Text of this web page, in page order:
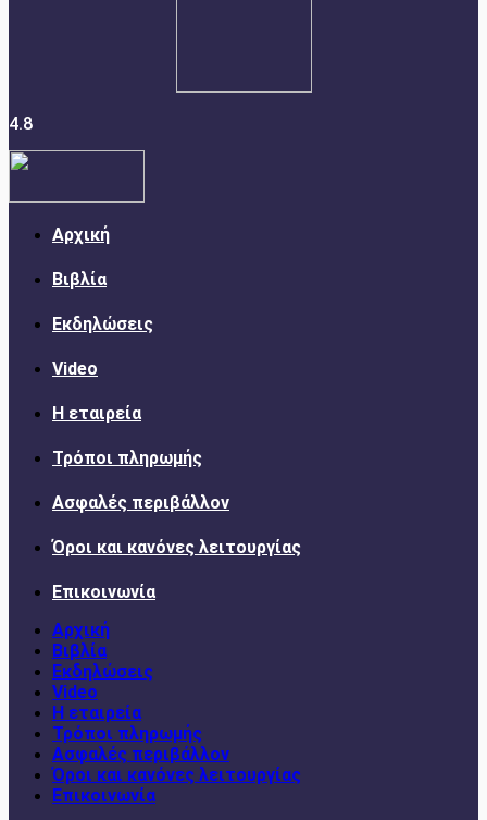
4.8
Αρχική
Βιβλία
Εκδηλώσεις
Video
Η εταιρεία
Τρόποι πληρωμής
Ασφαλές περιβάλλον
Όροι και κανόνες λειτουργίας
Επικοινωνία
Αρχική
Βιβλία
Εκδηλώσεις
Video
Η εταιρεία
Τρόποι πληρωμής
Ασφαλές περιβάλλον
Όροι και κανόνες λειτουργίας
Επικοινωνία